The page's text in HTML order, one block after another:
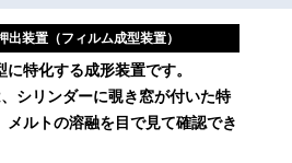
出装置（フィルム成型装置）
特化する成形装置です。
シリンダーに覗き窓が付いた特
メルトの溶融を目で見て確認でき